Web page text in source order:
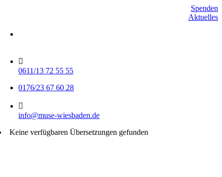
Spenden
Aktuelles
0611/13 72 55 55
0176/23 67 60 28
info@muse-wiesbaden.de
Keine verfügbaren Übersetzungen gefunden